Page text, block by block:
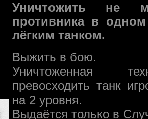
Уничтожить не
противника в
лёгким танком.
Выжить в бою.
Уничтоженная
превосходить танк
на 2 уровня.
Выдаётся только в